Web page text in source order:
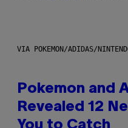
VIA POKEMON/ADIDAS/
Pokemon and
Revealed 12